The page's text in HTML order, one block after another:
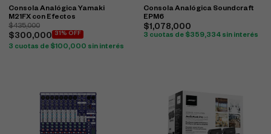
Consola Analógica Yamaki
M21FX con Efectos
$435,000
$300,000 31% OFF
3 cuotas de $100,000 sin interés
Consola Analógica Soundcraft
EPM6
$1,078,000
3 cuotas de $359,334 sin interés